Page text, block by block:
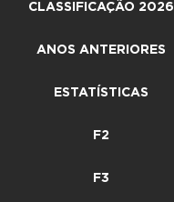
CLASSIFICAÇÃO 2026
ANOS ANTERIORES
ESTATÍSTICAS
F2
F3